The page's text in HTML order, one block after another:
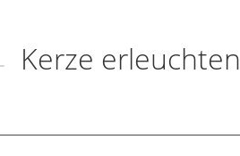
Kerze erleuchten